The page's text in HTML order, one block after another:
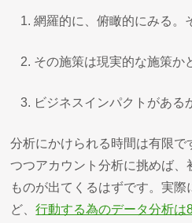
網羅的に、俯瞰的にみる。
その施策は現実的な施策か
ビジネスインパクトがある
分析にかけられる時間は有限で
つつアカウント分析に挑めば、
ものが出てくるはずです。実
ど、行動する為のデータ分析は